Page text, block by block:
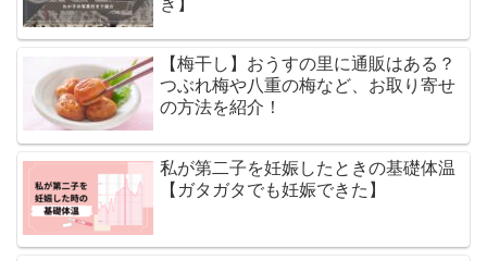
き】
【梅干し】おうすの里に通販はある？
つぶれ梅や八重の梅など、お取り寄せ
の方法を紹介！
私が第二子を妊娠したときの基礎体温
【ガタガタでも妊娠できた】